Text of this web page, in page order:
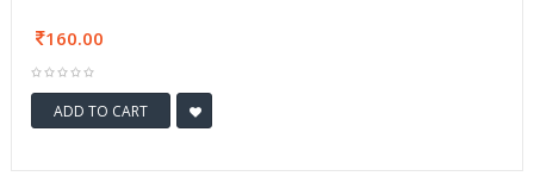
160.00
ADD TO CART